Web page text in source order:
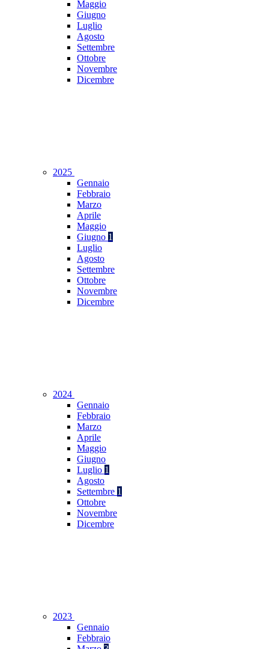
Maggio
Giugno
Luglio
Agosto
Settembre
Ottobre
Novembre
Dicembre
2025
Gennaio
Febbraio
Marzo
Aprile
Maggio
Giugno 1
Luglio
Agosto
Settembre
Ottobre
Novembre
Dicembre
2024
Gennaio
Febbraio
Marzo
Aprile
Maggio
Giugno
Luglio 1
Agosto
Settembre 1
Ottobre
Novembre
Dicembre
2023
Gennaio
Febbraio